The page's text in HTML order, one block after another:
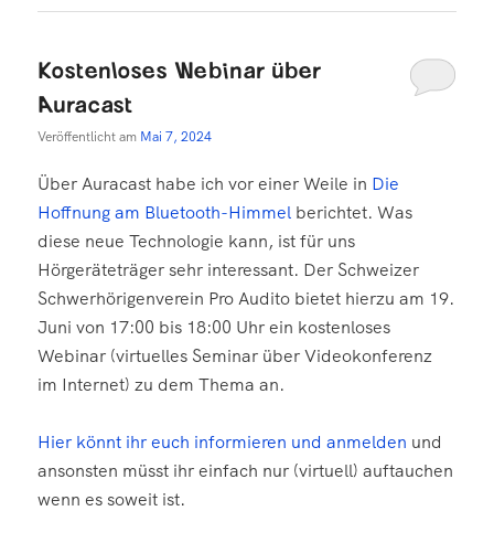
Kostenloses Webinar über
Auracast
Veröffentlicht am Mai 7, 2024
Über Auracast habe ich vor einer Weile in Die
Hoffnung am Bluetooth-Himmel berichtet. Was
diese neue Technologie kann, ist für uns
Hörgeräteträger sehr interessant. Der Schweizer
Schwerhörigenverein Pro Audito bietet hierzu am 19.
Juni von 17:00 bis 18:00 Uhr ein kostenloses
Webinar (virtuelles Seminar über Videokonferenz
im Internet) zu dem Thema an.
Hier könnt ihr euch informieren und anmelden und
ansonsten müsst ihr einfach nur (virtuell) auftauchen
wenn es soweit ist.